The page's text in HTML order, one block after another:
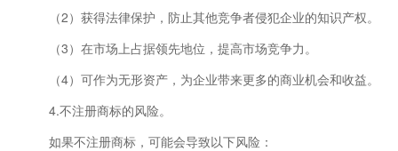
（2）获得法律保护，防止其他竞争者侵犯企业的知识产权。
（3）在市场上占据领先地位，提高市场竞争力。
（4）可作为无形资产，为企业带来更多的商业机会和收益。
4.不注册商标的风险。
如果不注册商标，可能会导致以下风险：